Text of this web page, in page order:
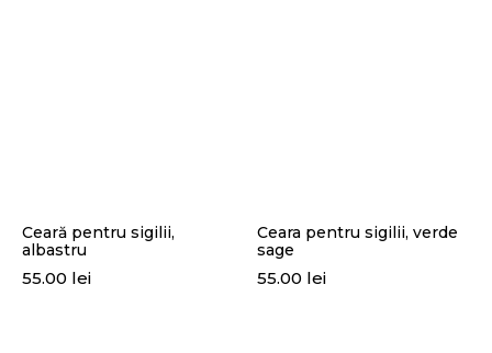
Ceară pentru sigilii,
albastru
55.00 lei
Ceara pentru sigilii, verde
sage
55.00 lei